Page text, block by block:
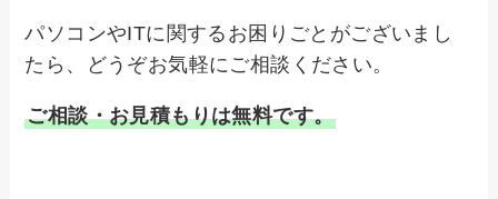
パソコンやITに関するお困りごとがございまし
たら、どうぞお気軽にご相談ください。
ご相談・お見積もりは無料です。